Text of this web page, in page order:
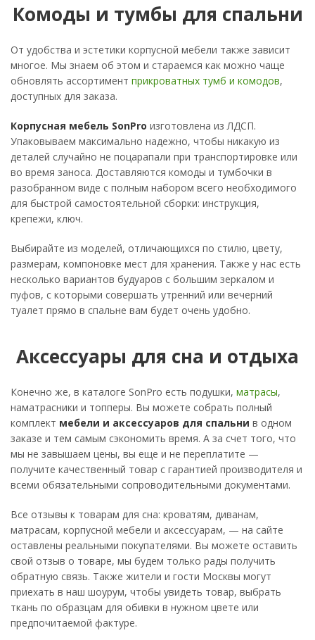
Комоды и тумбы для спальни
От удобства и эстетики корпусной мебели также зависит
многое. Мы знаем об этом и стараемся как можно чаще
обновлять ассортимент прикроватных тумб и комодов,
доступных для заказа.
Корпусная мебель SonPro изготовлена из ЛДСП.
Упаковываем максимально надежно, чтобы никакую из
деталей случайно не поцарапали при транспортировке или
во время заноса. Доставляются комоды и тумбочки в
разобранном виде с полным набором всего необходимого
для быстрой самостоятельной сборки: инструкция,
крепежи, ключ.
Выбирайте из моделей, отличающихся по стилю, цвету,
размерам, компоновке мест для хранения. Также у нас есть
несколько вариантов будуаров с большим зеркалом и
пуфов, с которыми совершать утренний или вечерний
туалет прямо в спальне вам будет очень удобно.
Аксессуары для сна и отдыха
Конечно же, в каталоге SonPro есть подушки, матрасы,
наматрасники и топперы. Вы можете собрать полный
комплект мебели и аксессуаров для спальни в одном
заказе и тем самым сэкономить время. А за счет того, что
мы не завышаем цены, вы еще и не переплатите —
получите качественный товар с гарантией производителя и
всеми обязательными сопроводительными документами.
Все отзывы к товарам для сна: кроватям, диванам,
матрасам, корпусной мебели и аксессуарам, — на сайте
оставлены реальными покупателями. Вы можете оставить
свой отзыв о товаре, мы будем только рады получить
обратную связь. Также жители и гости Москвы могут
приехать в наш шоурум, чтобы увидеть товар, выбрать
ткань по образцам для обивки в нужном цвете или
предпочитаемой фактуре.